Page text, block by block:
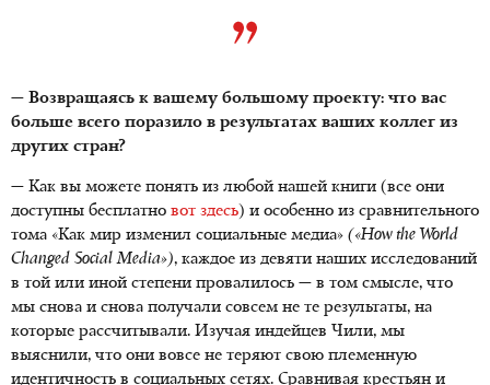
— Возвращаясь к вашему большому проекту: что вас
больше всего поразило в результатах ваших коллег из
других стран?
— Как вы можете понять из любой нашей книги (все они
доступны бесплатно вот здесь) и особенно из сравнительного
тома «Как мир изменил социальные медиа» («How the World
Changed Social Media»), каждое из девяти наших исследований
в той или иной степени провалилось — в том смысле, что
мы снова и снова получали совсем не те результаты, на
которые рассчитывали. Изучая индейцев Чили, мы
выяснили, что они вовсе не теряют свою племенную
идентичность в социальных сетях. Сравнивая крестьян и